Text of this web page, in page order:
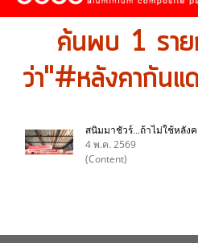
ค้นพบ 1 ราย
ว่า"#หลังคากัน
สนิมมาชัวร์...ถ้าไม่ใช้หลัง
4 พ.ค. 2569
(Content)